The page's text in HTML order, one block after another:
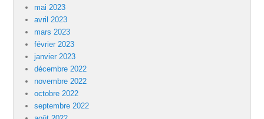
mai 2023
avril 2023
mars 2023
février 2023
janvier 2023
décembre 2022
novembre 2022
octobre 2022
septembre 2022